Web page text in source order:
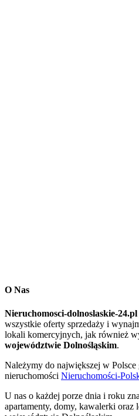
O Nas
Nieruchomosci-dolnoslaskie-24.pl
wszystkie oferty sprzedaży i
lokali komercyjnych, jak również
województwie Dolnośląskim.
Należymy do największej w
nieruchomości Nieruchomości-
U nas o każdej porze dnia i roku
apartamenty, domy, kawalerki oraz